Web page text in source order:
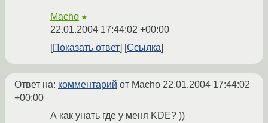
Macho ★
22.01.2004 17:44:02 +00:00
Показать ответ
Ссылка
Ответ на: комментарий от Macho 22.01.2004 17:44:02
+00:00
А как унать где у меня KDE? ))